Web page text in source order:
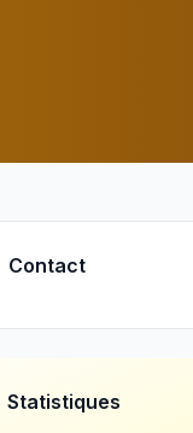
Contact
Statistiques